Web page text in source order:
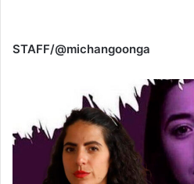
STAFF/@michangoonga